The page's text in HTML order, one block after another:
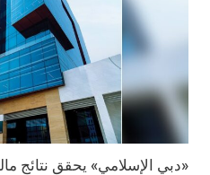
«دبي الإسلامي» يحقق نتائج